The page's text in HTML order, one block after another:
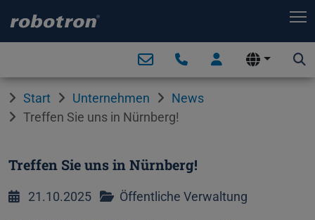
Start Unternehmen
News
Treffen Sie uns in Nürnberg!
Treffen Sie uns in Nürnberg!
21.10.2025 Öffentliche Verwaltung